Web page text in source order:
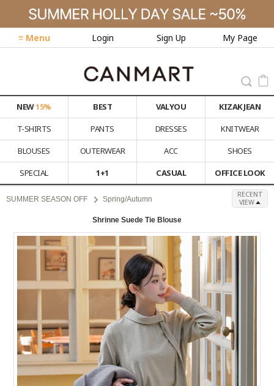
≡ Menu Login Sign Up My Page
NEW15% BEST VALYOU
KIZAK JEAN
T-SHIRTS
PANTS DRESSES
KNITWEAR
BLOUSES
OUTERWEAR ACC
SHOES
SPECIAL
1+1 CASUAL OFFICE LOOK
SUMMER SEASON OFF Spring/Autumn
RECENT
VIEW
Shrinne Suede Tie Blouse